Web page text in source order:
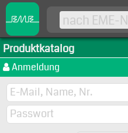
Produktkatalog
Anmeldung